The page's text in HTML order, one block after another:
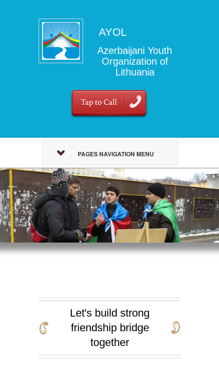
AYOL
Azerbaijani Youth
Organization of
Lithuania
PAGES NAVIGATION MENU
Let's build strong
friendship bridge
together